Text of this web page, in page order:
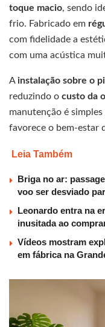
toque macio, sendo
frio. Fabricado em
com fidelidade a
com uma acústica
A instalação sobre o
reduzindo o custo da
manutenção é
favorece o bem-estar
Leia Também
Briga no ar:
voo ser desviado
Leonardo entra na
inusitada ao
Vídeos mostram
em fábrica na